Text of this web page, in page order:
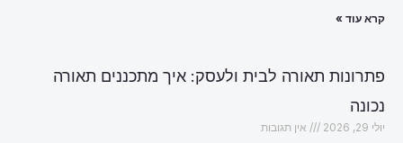
קרא עוד »
פתרונות תאורה לבית ולעסק: איך מתכננים תאורה
נכונה
יולי 29, 2026 אין תגובות